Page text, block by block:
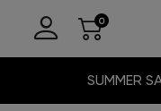
SUMMER